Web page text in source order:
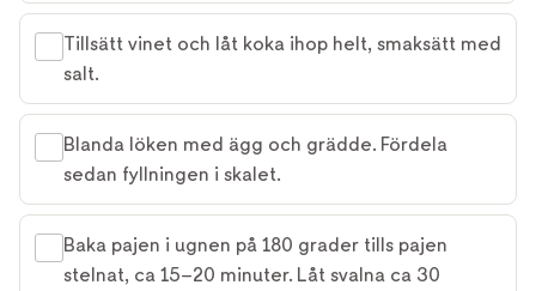
Tillsätt vinet och låt koka ihop helt, smaksätt med
salt.
Blanda löken med ägg och grädde. Fördela
sedan fyllningen i skalet.
Baka pajen i ugnen på 180 grader tills pajen
stelnat, ca 15–20 minuter. Låt svalna ca 30